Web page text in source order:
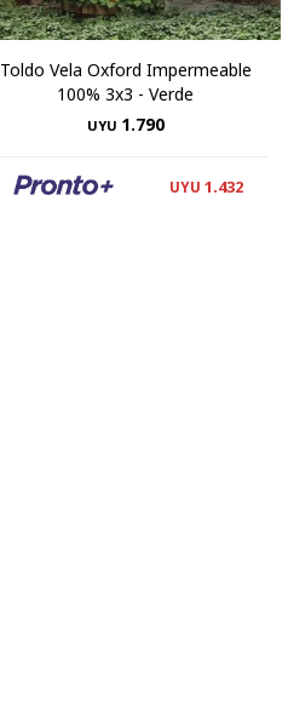
Toldo Vela Oxford Impermeable
100% 3x3 - Verde
UYU 1.790
UYU 1.432